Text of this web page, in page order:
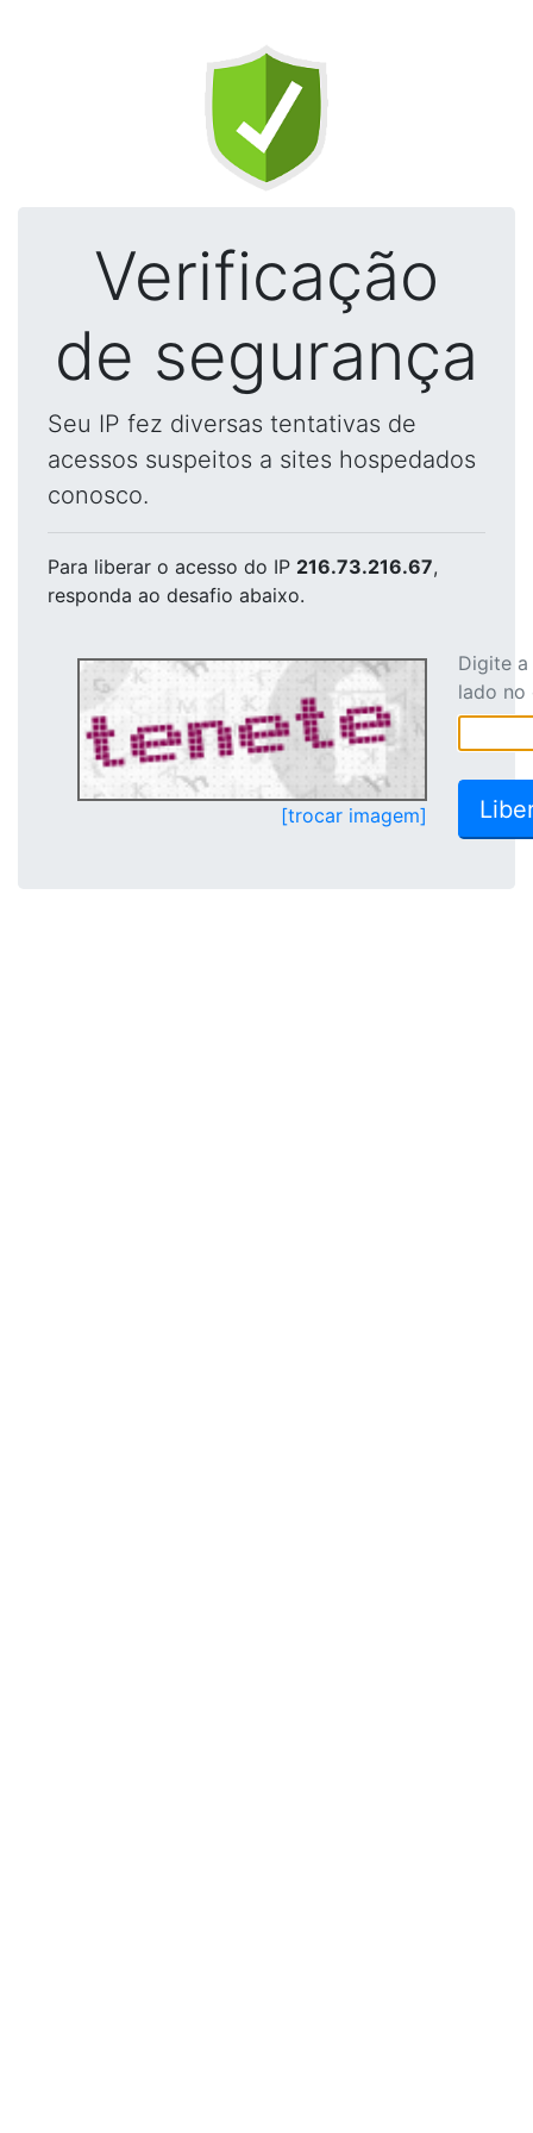
Verificação
de segurança
Seu IP fez diversas tentativas de
acessos suspeitos a sites hospedados
conosco.
Para liberar o acesso do IP 216.73.216.67,
responda ao desafio abaixo.
[trocar imagem]
Digite
lado no